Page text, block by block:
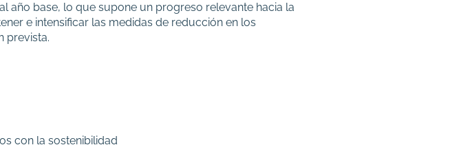
año base, lo que supone un progreso relevante hacia la
e intensificar las medidas de reducción en los
prevista.
con la sostenibilidad